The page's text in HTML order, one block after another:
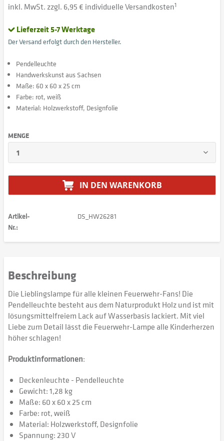
inkl. MwSt. zzgl. 6,95 € individuelle Versandkosten1
Lieferzeit 5-7 Werktage
Der Versand erfolgt durch den Hersteller.
Pendelleuchte
Handwerkskunst aus Sachsen
Maße: 60 x 60 x 25 cm
Farbe: rot, weiß
Material: Holzwerkstoff, Designfolie
MENGE
IN DEN WARENKORB
Artikel-
Nr.:
DS_HW26281
Beschreibung
Die Lieblingslampe für alle kleinen Feuerwehr-Fans! Die
Pendelleuchte besteht aus dem Naturprodukt Holz und ist mit
lösungsmittelfreiem Lack auf Wasserbasis lackiert. Mit viel
Liebe zum Detail lässt die Feuerwehr-Lampe alle Kinderherzen
höher schlagen!
Produktinformationen:
Deckenleuchte - Pendelleuchte
Gewicht: 1,28 kg
Maße: 60 x 60 x 25 cm
Farbe: rot, weiß
Material: Holzwerkstoff, Designfolie
Spannung: 230 V